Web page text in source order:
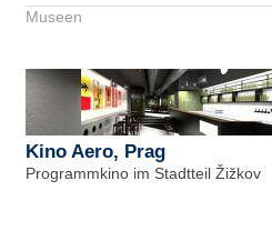
Museen
Kino Aero, Prag
Programmkino im Stadtteil Žižkov